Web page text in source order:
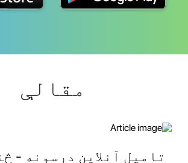
مقالې
تامیل آنلاین درسونه -